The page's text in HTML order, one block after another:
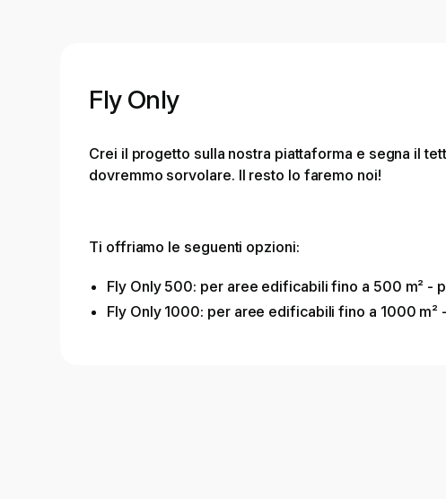
Fly Only
Crei il progetto sulla nostra piattaforma e segna il
dovremmo sorvolare. Il resto lo faremo noi!
Ti offriamo le seguenti opzioni:
Fly Only 500: per aree edificabili fino a 500 m² -
Fly Only 1000: per aree edificabili fino a 1000